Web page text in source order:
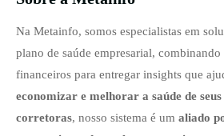
Na Metainfo, somos especialistas em
plano de saúde empresarial,
financeiros para entregar insights que
economizar e melhorar a saúde de
corretoras, nosso sistema é um aliado